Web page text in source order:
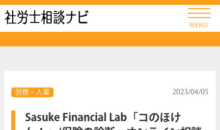
MENU
労務・人事 2023/04/05
Sasuke Financial Lab「コのほけ